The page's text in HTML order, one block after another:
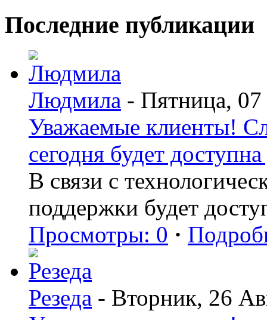
Последние публикации
Людмила - Пятница, 07
Уважаемые клиенты!
сегодня будет
В связи с
поддержки будет
Просмотры: 0 ·
Резеда - Вторник, 26